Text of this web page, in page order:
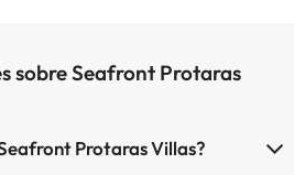
sobre Seafront Protaras
Protaras Villas?